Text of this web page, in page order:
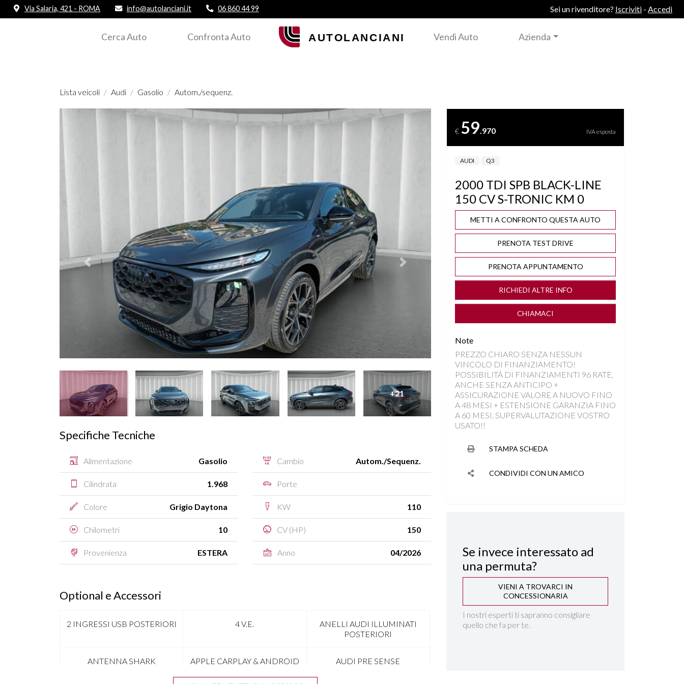
Via Salaria, 421 - ROMA info@autolanciani.it 06 860 44 99 Sei un rivenditore? Iscriviti - Accedi
Cerca Auto Confronta Auto Vendi Auto Azienda
Lista veicoli Audi Gasolio Autom./sequenz.
Prededente Successivo
+21
Specifiche Tecniche
Alimentazione Gasolio
Cilindrata 1.968
Colore Grigio Daytona
Chilometri 10
Provenienza ESTERA
Cambio Autom./Sequenz.
Porte
KW 110
CV (HP) 150
Anno 04/2026
Optional e Accessori
2 INGRESSI USB POSTERIORI 4 V.E.
ANELLI AUDI ILLUMINATI
POSTERIORI
ANTENNA SHARK
APPLE CARPLAY & ANDROID
AUDI PRE SENSE
€ 59.970 IVA esposta
AUDI Q3
2000 TDI SPB BLACK-LINE
150 CV S-TRONIC KM 0
METTI A CONFRONTO QUESTA AUTO
PRENOTA TEST DRIVE
PRENOTA APPUNTAMENTO
RICHIEDI ALTRE INFO
CHIAMACI
Note
PREZZO CHIARO SENZA NESSUN
VINCOLO DI FINANZIAMENTO!
POSSIBILITÀ DI FINANZIAMENTI 96 RATE,
ANCHE SENZA ANTICIPO +
ASSICURAZIONE VALORE A NUOVO FINO
A 48 MESI + ESTENSIONE GARANZIA FINO
A 60 MESI. SUPERVALUTAZIONE VOSTRO
USATO!!
STAMPA SCHEDA
CONDIVIDI CON UN AMICO
Se invece interessato ad
una permuta?
VIENI A TROVARCI IN
CONCESSIONARIA
I nostri esperti ti sapranno consigliare
quello che fa per te.